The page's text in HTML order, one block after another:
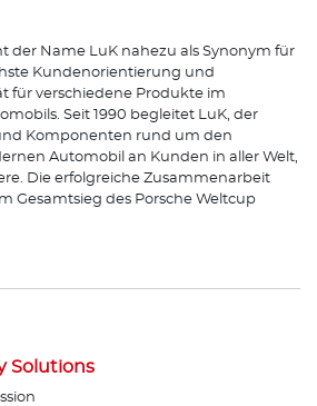
der Name LuK nahezu als Synonym für
Kundenorientierung und
für verschiedene Produkte im
Seit 1990 begleitet LuK, der
Komponenten rund um den
Automobil an Kunden in aller Welt,
Die erfolgreiche Zusammenarbeit
Gesamtsieg des Porsche Weltcup
Solutions